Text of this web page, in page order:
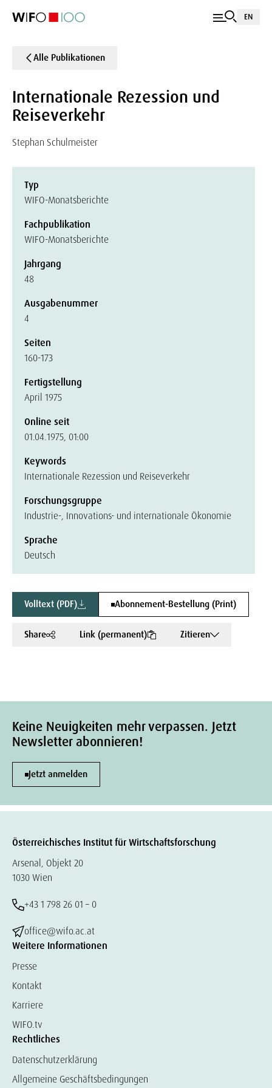
EN
Alle Publikationen
Internationale Rezession und
Reiseverkehr
Stephan Schulmeister
Typ
WIFO-Monatsberichte
Fachpublikation
WIFO-Monatsberichte
Jahrgang
48
Ausgabenummer
4
Seiten
160-173
Fertigstellung
April 1975
Online seit
01.04.1975, 01:00
Keywords
Internationale Rezession und Reiseverkehr
Forschungsgruppe
Industrie-, Innovations- und internationale Ökonomie
Sprache
Deutsch
Volltext (PDF) Abonnement-Bestellung (Print)
Share Link (permanent) Zitieren
Keine Neuigkeiten mehr verpassen. Jetzt
Newsletter abonnieren!
Jetzt anmelden
Österreichisches Institut für Wirtschaftsforschung
Arsenal, Objekt 20
1030 Wien
+43 1 798 26 01 – 0
office@wifo.ac.at
Weitere Informationen
Presse
Kontakt
Karriere
WIFO.tv
Rechtliches
Datenschutzerklärung
Allgemeine Geschäftsbedingungen